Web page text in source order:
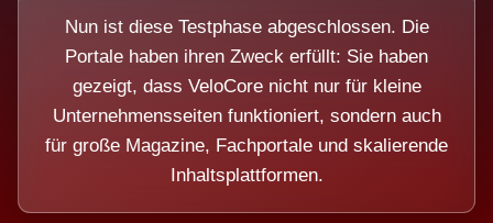
Nun ist diese Testphase abgeschlossen. Die
Portale haben ihren Zweck erfüllt: Sie haben
gezeigt, dass VeloCore nicht nur für kleine
Unternehmensseiten funktioniert, sondern auch
für große Magazine, Fachportale und skalierende
Inhaltsplattformen.